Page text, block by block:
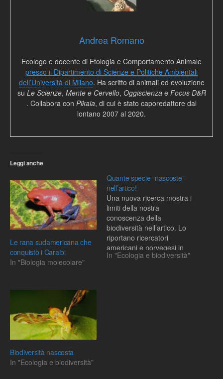
Andrea Romano
Ecologo e docente di Etologia e Comportamento Animale
presso il Dipartimento di Scienze e Politiche Ambientali
dell’Università di Milano. Ha scritto di animali ed evoluzione
su Le Scienze, Mente e Cervello, Oggiscienzae Focus D&R
. Collabora con Pikaia, di cui è stato caporedattore dal
lontano 2007 al 2020.
Leggi anche
Le rana sudamericana che
conquistò i Caraibi
In "Biologia molecolare"
Quante specie “nascoste”
nell’artico!
Una nuova ricerca mostra i
limiti della nostra
conoscenza della
biodiversità nell’artico. Lo
riportano ricercatori
americani e norvegesi in
un articolo su Proceedings
In "Ecologia e biodiversità"
Biodiversità nascosta
In "Ecologia e biodiversità"